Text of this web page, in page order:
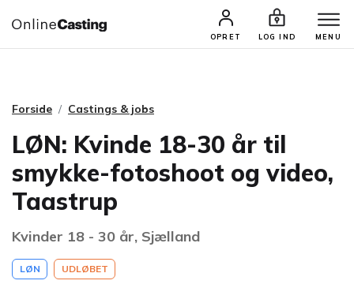
OPRET LOG IND MENU
CASTINGS & JOBS SØG PROFIL
Forside Castings & jobs
LØN: Kvinde 18-30 år til
smykke-fotoshoot og video,
Taastrup
Kvinder 18 - 30 år, Sjælland
LØN UDLØBET